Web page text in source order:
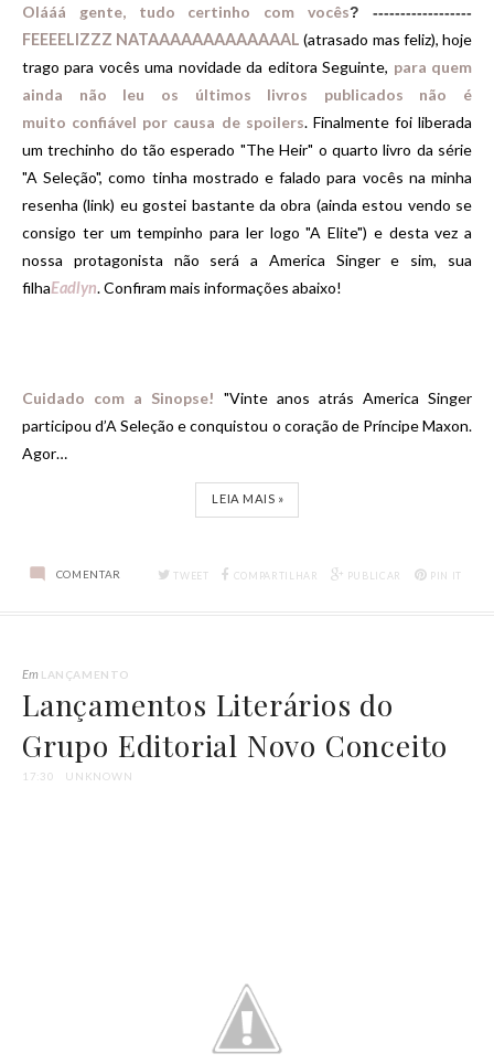
Olááá gente, tudo certinho com vocês? ------------------
FEEEELIZZZ NATAAAAAAAAAAAAAL (atrasado mas feliz), hoje
trago para vocês uma novidade da editora Seguinte, para quem
ainda não leu os últimos livros publicados não é
muito confiável por causa de spoilers. Finalmente foi liberada
um trechinho do tão esperado "The Heir" o quarto livro da série
"A Seleção", como tinha mostrado e falado para vocês na minha
resenha (link) eu gostei bastante da obra (ainda estou vendo se
consigo ter um tempinho para ler logo "A Elite") e desta vez a
nossa protagonista não será a America Singer e sim, sua
filhaEadlyn. Confiram mais informações abaixo!
Cuidado com a Sinopse! "Vinte anos atrás America Singer
participou d’A Seleção e conquistou o coração de Príncipe Maxon.
Agor…
LEIA MAIS »
COMENTAR TWEET COMPARTILHAR PUBLICAR PIN IT
Em LANÇAMENTO
Lançamentos Literários do
Grupo Editorial Novo Conceito
17:30 UNKNOWN